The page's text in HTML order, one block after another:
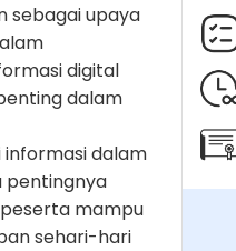
sebagai upaya
digital
dalam
dalam
pentingnya
mampu
sehari-hari